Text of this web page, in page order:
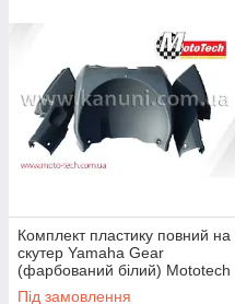
Комплект пластику повний на
скутер Yamaha Gear
(фарбований білий) Mototech
Під замовлення